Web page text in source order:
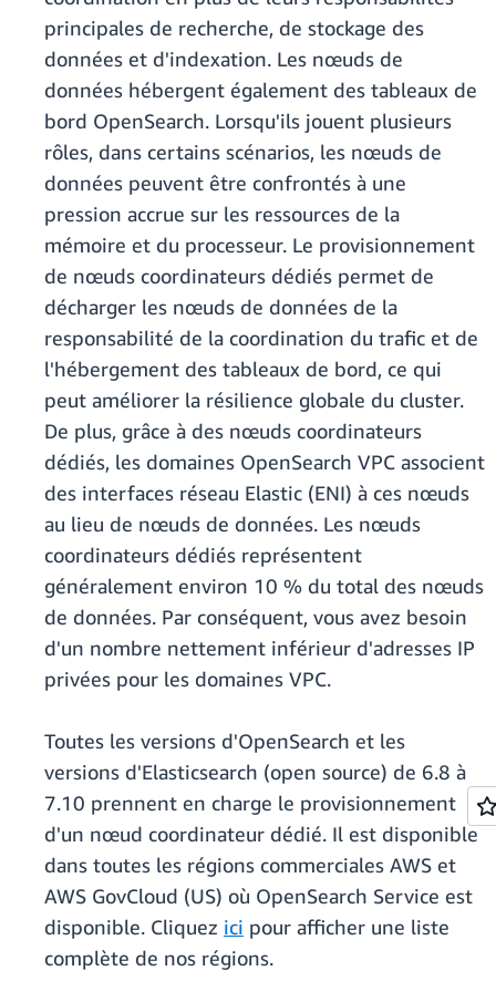
principales de recherche, de stockage des
données et d'indexation. Les nœuds de
données hébergent également des tableaux de
bord OpenSearch. Lorsqu'ils jouent plusieurs
rôles, dans certains scénarios, les nœuds de
données peuvent être confrontés à une
pression accrue sur les ressources de la
mémoire et du processeur. Le provisionnement
de nœuds coordinateurs dédiés permet de
décharger les nœuds de données de la
responsabilité de la coordination du trafic et de
l'hébergement des tableaux de bord, ce qui
peut améliorer la résilience globale du cluster.
De plus, grâce à des nœuds coordinateurs
dédiés, les domaines OpenSearch VPC associent
des interfaces réseau Elastic (ENI) à ces nœuds
au lieu de nœuds de données. Les nœuds
coordinateurs dédiés représentent
généralement environ 10 % du total des nœuds
de données. Par conséquent, vous avez besoin
d'un nombre nettement inférieur d'adresses IP
privées pour les domaines VPC.
Toutes les versions d'OpenSearch et les
versions d'Elasticsearch (open source) de 6.8 à
7.10 prennent en charge le provisionnement
d'un nœud coordinateur dédié. Il est disponible
dans toutes les régions commerciales AWS et
AWS GovCloud (US) où OpenSearch Service est
disponible. Cliquez ici pour afficher une liste
complète de nos régions.